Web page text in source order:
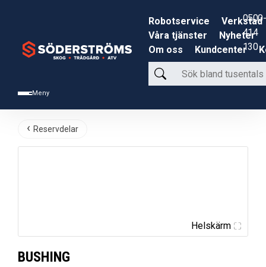
Meny
Robotservice
Verkstad
Våra tjänster
Nyheter
Om oss
Kundcenter
Sök
bland
produkter
0500-
414
130
Reservdelar
Helskärm
BUSHING